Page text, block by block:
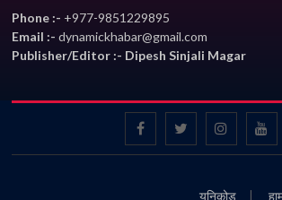
Phone :- +977-9851229895
Email :-dynamickhabar@gmail.com
Publisher/Editor :- Dipesh Sinjali Magar
युनिकोड